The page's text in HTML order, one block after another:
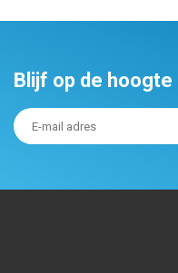
Blijf op de